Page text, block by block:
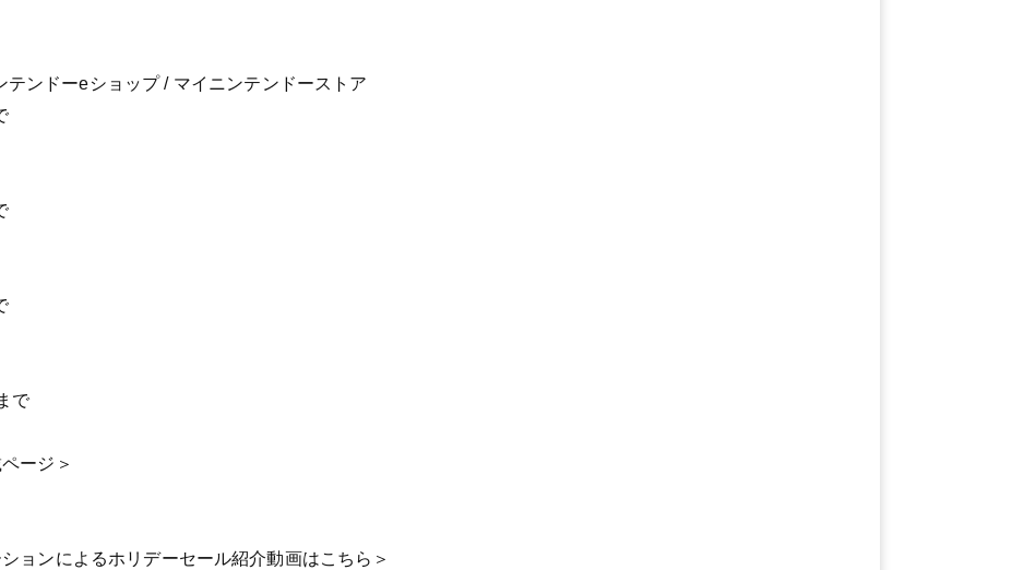
ンドーeショップ / マイニンテンドーストア
で
ージ＞
ョンによるホリデーセール紹介動画はこちら＞